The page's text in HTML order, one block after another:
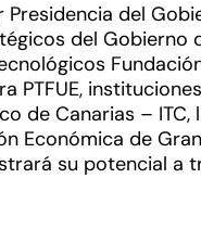
del
del Gobierno
PTFUE,
de Canarias –
Económica de
su potencial a